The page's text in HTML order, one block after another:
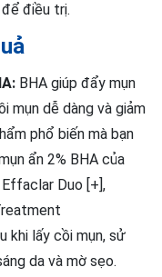
điều trị.
BHA giúp đẩy mụn
mụn dễ dàng và giảm
phổ biến mà bạn
ẩn 2% BHA của
Effaclar Duo [+],
khi lấy cồi mụn, sử
da và mờ sẹo.